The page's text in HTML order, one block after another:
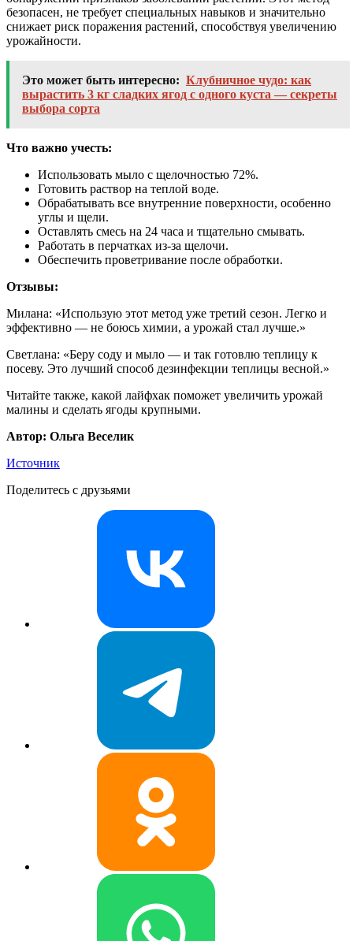
безопасен, не требует специальных навыков и значительно
снижает риск поражения растений, способствуя увеличению
урожайности.
Это может быть интересно: Клубничное чудо: как
вырастить 3 кг сладких ягод с одного куста — секреты
выбора сорта
Что важно учесть:
Использовать мыло с щелочностью 72%.
Готовить раствор на теплой воде.
Обрабатывать все внутренние поверхности, особенно
углы и щели.
Оставлять смесь на 24 часа и тщательно смывать.
Работать в перчатках из-за щелочи.
Обеспечить проветривание после обработки.
Отзывы:
Милана: «Использую этот метод уже третий сезон. Легко и
эффективно — не боюсь химии, а урожай стал лучше.»
Светлана: «Беру соду и мыло — и так готовлю теплицу к
посеву. Это лучший способ дезинфекции теплицы весной.»
Читайте также, какой лайфхак поможет увеличить урожай
малины и сделать ягоды крупными.
Автор: Ольга Веселик
Источник
Поделитесь с друзьями